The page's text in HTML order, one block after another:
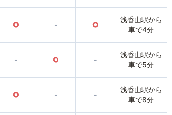
○ - ○
浅香山駅から
車で4分
- ○ -
浅香山駅から
車で5分
○ - -
浅香山駅から
車で8分